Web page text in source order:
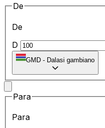
De
De
D
GMD - Dalasi gambiano
Para
Para